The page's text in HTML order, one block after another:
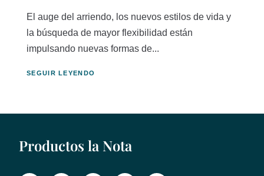
El auge del arriendo, los nuevos estilos de vida y
la búsqueda de mayor flexibilidad están
impulsando nuevas formas de...
SEGUIR LEYENDO
Productos la Nota